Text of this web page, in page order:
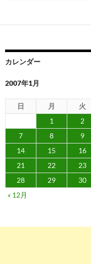
ゲ
ー
ョ
ン
カレンダー
2007年1月
日 月 火
1
2
7
8 9
14
15 16
21
22 23
28
29 30
« 12月